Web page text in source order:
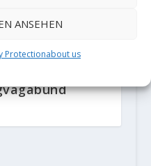
ANSEHEN
Protectionabout us